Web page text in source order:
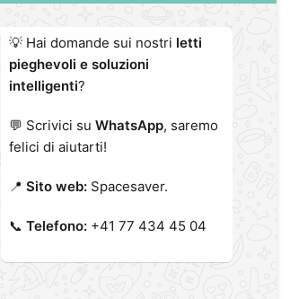
💡 Hai domande sui nostri letti
pieghevoli e soluzioni
intelligenti?
💬 Scrivici su WhatsApp, saremo
felici di aiutarti!
📍 Sito web: Spacesaver.
📞 Telefono: +41 77 434 45 04